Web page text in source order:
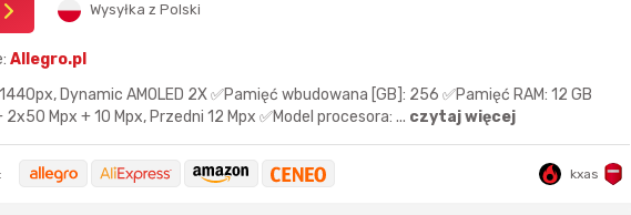
Wysyłka z Polski
Allegro.pl
Dynamic AMOLED 2X ✅Pamięć wbudowana [GB]: 256 ✅Pamięć RAM: 12 GB
Mpx + 10 Mpx, Przedni 12 Mpx ✅Model procesora: ... czytaj więcej
kxas